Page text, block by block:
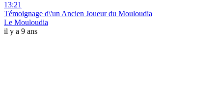
13:21
Témoignage d\'un Ancien Joueur du Mouloudia
Le Mouloudia
il y a 9 ans